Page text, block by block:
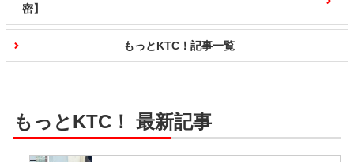
もっとKTC！記事一覧
密】
もっとKTC！ 最新記事